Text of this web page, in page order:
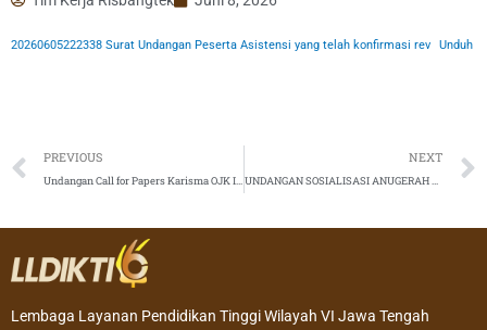
20260605222338 Surat Undangan Peserta Asistensi yang telah konfirmasi rev Unduh
Prev
PREVIOUS
Undangan Call for Papers Karisma OJK Institute Tahun 2026
NEXT
UNDANGAN SOSIALISASI ANUGERAH HUMAS DIKTISAINTEK (AHD) 2026
Lembaga Layanan Pendidikan Tinggi Wilayah VI Jawa Tengah